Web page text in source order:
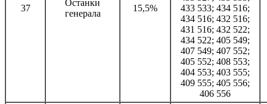
37
Останки
генерала
15,5%
433 533; 434 516;
434 516; 432 516;
431 516; 432 522;
434 522; 405 549;
407 549; 407 552;
405 552; 408 553;
404 553; 403 555;
409 555; 405 556;
406 556